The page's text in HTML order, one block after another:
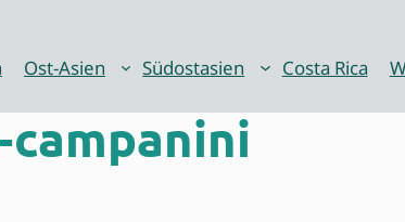
Ost-Asien Südostasien Costa Rica